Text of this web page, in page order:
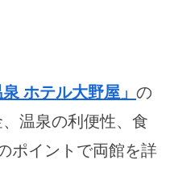
泉 ホテル大野屋」 の
温泉の利便性、食
ポイントで両館を詳